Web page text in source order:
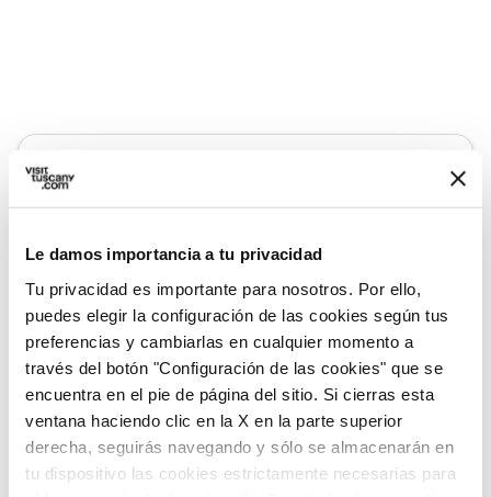
Le damos importancia a tu privacidad
Tu privacidad es importante para nosotros. Por ello,
puedes elegir la configuración de las cookies según tus
preferencias y cambiarlas en cualquier momento a
través del botón "Configuración de las cookies" que se
encuentra en el pie de página del sitio. Si cierras esta
ventana haciendo clic en la X en la parte superior
derecha, seguirás navegando y sólo se almacenarán en
tu dispositivo las cookies estrictamente necesarias para
directions Indicaciones